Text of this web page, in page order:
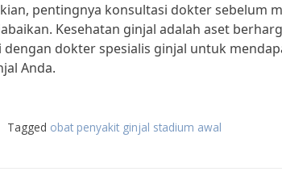
pentingnya konsultasi dokter sebelum
Kesehatan ginjal adalah aset
dokter spesialis ginjal untuk
Anda.
Tagged obat penyakit ginjal stadium awal